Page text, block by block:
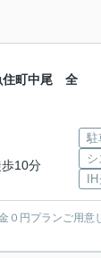
町中尾 全
歩10分
駐
円プランご用